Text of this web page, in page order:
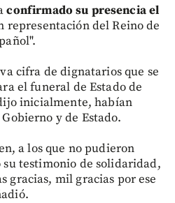
confirmado su presencia el
representación del Reino de
cifra de dignatarios que se
el funeral de Estado de
inicialmente, habían
y de Estado.
a los que no pudieron
testimonio de solidaridad,
gracias, mil gracias por ese